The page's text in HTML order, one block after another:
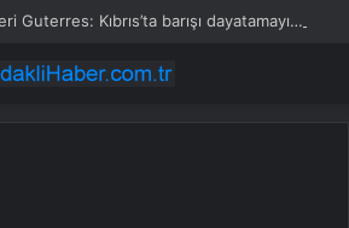
BM Genel Sekreteri Guterres: Kıbrıs’ta barışı dayatamayız, Kıbrıslılar inşa edebilir